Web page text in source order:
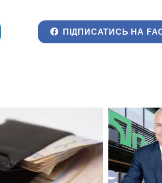
ПІДПИСАТИСЬ НА